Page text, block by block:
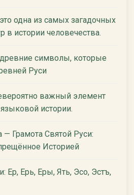
одна из самых загадочных
в истории человечества.
символы, которые
Руси
важный элемент
истории.
— Грамота Святой Руси:
Историей
Ер, Ерь, Еры, Ять, Эсо, Эстъ,